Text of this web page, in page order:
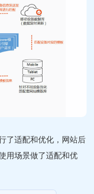
了适配和优化，网站后
用场景做了适配和优